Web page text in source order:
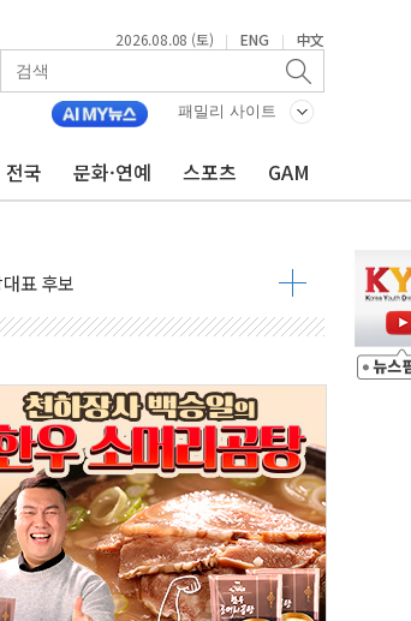
2026.08.08 (토) | ENG | 中文
패밀리 사이트
전국 문화·연예 스포츠 GAM
도, 호우 피해·통제구간 없어
...金 45.42% vs 鄭 44.56%
vs 42.08%
정청래 43.27% 송영길 11.63%
정청래 39.89% 송영길 7.47%
족 현실화
해안 강한 비 이어져
에 치여 사망
숨져